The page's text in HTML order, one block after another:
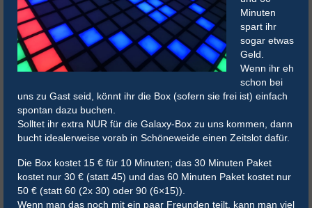
Minuten
spart ihr
sogar etwas
Geld.
Wenn ihr eh
schon bei
uns zu Gast seid, könnt ihr die Box (sofern sie frei ist) einfach
spontan dazu buchen.
Solltet ihr extra NUR für die Galaxy-Box zu uns kommen, dann
bucht idealerweise vorab in Schöneweide einen Zeitslot dafür.
Die Box kostet 15 € für 10 Minuten; das 30 Minuten Paket
kostet nur 30 € (statt 45) und das 60 Minuten Paket kostet nur
50 € (statt 60 (2x 30) oder 90 (6×15)).
Wenn man das noch mit ein paar Freunden teilt, kann man viel